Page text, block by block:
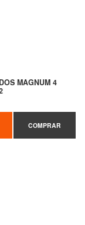
MAGNUM 4
COMPRAR